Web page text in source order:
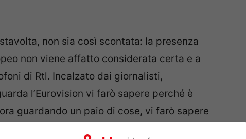
non sia così scontata: la presenza
non viene affatto considerata certa e a
di Rtl. Incalzato dai giornalisti,
l’Eurovision vi farò sapere perché è
guardando un paio di cose, vi farò sapere
da definire” naturalmente non è dato